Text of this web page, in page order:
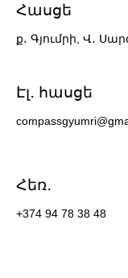
Հասցե
ք․ Գյումրի, Վ․
Էլ․ հասցե
Հեռ․
+374 94 78 38 48